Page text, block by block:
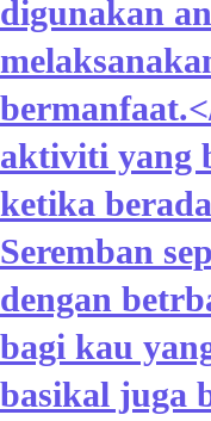
digunakan
aktiviti yang
ketika
Seremban
dengan
bagi kau
basikal juga